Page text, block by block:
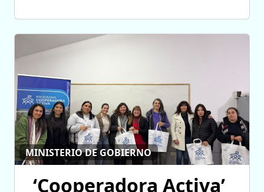
MINISTERIO DE GOBIERNO
‘Cooperadora Activa’